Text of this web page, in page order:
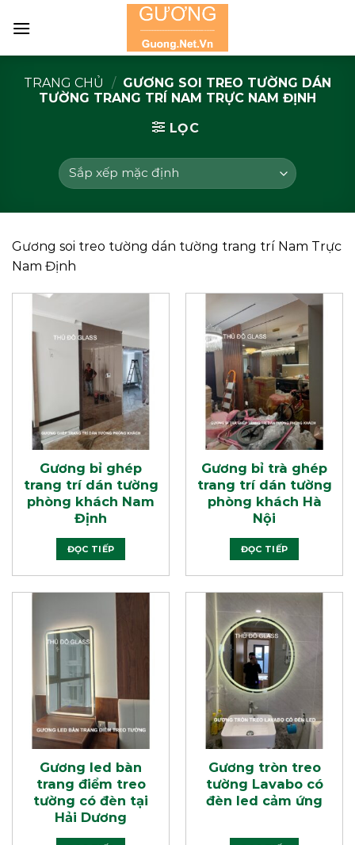
TRANG CHỦ / GƯƠNG SOI TREO TƯỜNG DÁN
TƯỜNG TRANG TRÍ NAM TRỰC NAM ĐỊNH
LỌC
Gương soi treo tường dán tường trang trí Nam Trực
Nam Định
Gương bỉ ghép
trang trí dán tường
phòng khách Nam
Định
ĐỌC TIẾP
Gương bỉ trà ghép
trang trí dán tường
phòng khách Hà
Nội
ĐỌC TIẾP
Gương led bàn
trang điểm treo
tường có đèn tại
Hải Dương
Gương tròn treo
tường Lavabo có
đèn led cảm ứng